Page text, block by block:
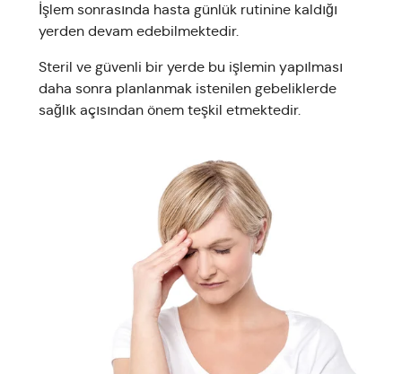
İşlem sonrasında hasta günlük rutinine kaldığı
yerden devam edebilmektedir.
Steril ve güvenli bir yerde bu işlemin yapılması
daha sonra planlanmak istenilen gebeliklerde
sağlık açısından önem teşkil etmektedir.